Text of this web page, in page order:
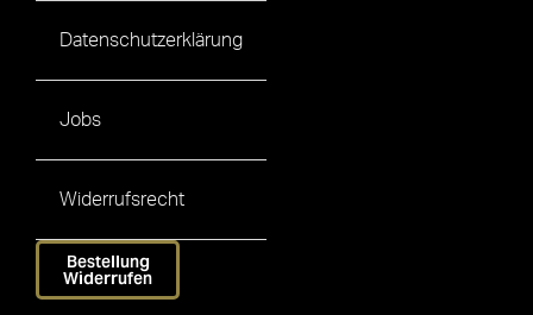
Datenschutzerklärung
Jobs
Widerrufsrecht
Bestellung
Widerrufen